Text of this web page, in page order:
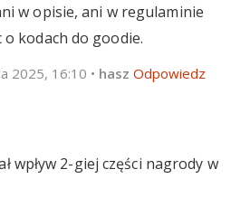
w opisie, ani w regulaminie
o kodach do goodie.
2025, 16:10 • hasz Odpowiedz
wpływ 2-giej części nagrody w